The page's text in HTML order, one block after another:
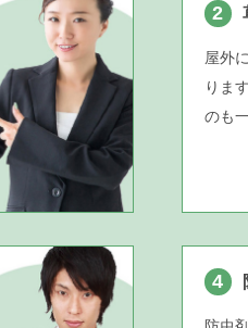
2
屋外
りま
のも
4